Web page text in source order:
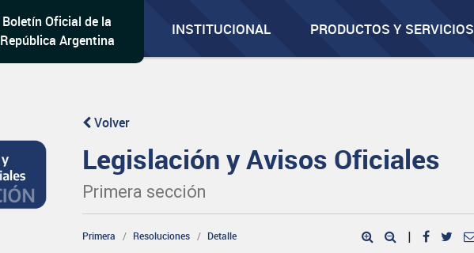
Boletín Oficial de la
República Argentina
INSTITUCIONAL PRODUCTOS Y SERVICIOS
Volver
Legislación y Avisos Oficiales
Primera sección
Primera Resoluciones Detalle |